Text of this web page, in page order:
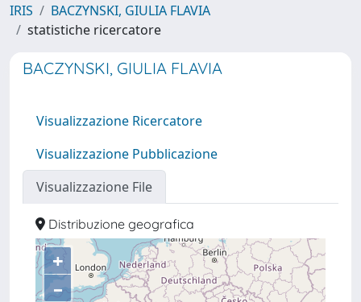
IRIS
BACZYNSKI, GIULIA FLAVIA
statistiche ricercatore
BACZYNSKI, GIULIA FLAVIA
Visualizzazione Ricercatore
Visualizzazione Pubblicazione
Visualizzazione File
Distribuzione geografica
+
–